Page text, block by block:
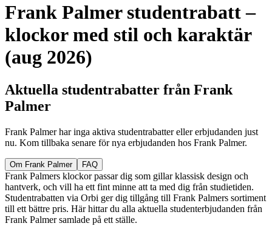
Frank Palmer studentrabatt –
klockor med stil och karaktär
(aug 2026)
Aktuella studentrabatter från Frank
Palmer
Frank Palmer har inga aktiva studentrabatter eller erbjudanden just
nu. Kom tillbaka senare för nya erbjudanden hos Frank Palmer.
Om Frank Palmer FAQ
Frank Palmers klockor passar dig som gillar klassisk design och
hantverk, och vill ha ett fint minne att ta med dig från studietiden.
Studentrabatten via Orbi ger dig tillgång till Frank Palmers sortiment
till ett bättre pris. Här hittar du alla aktuella studenterbjudanden från
Frank Palmer samlade på ett ställe.